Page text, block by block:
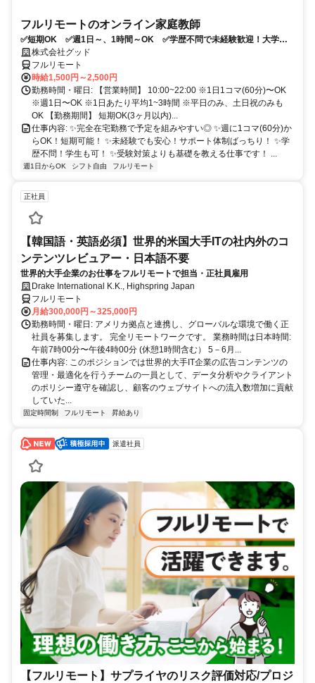
フルリモートのオンライン家庭教師
✅短期OK ✅週1日～、1時間～OK ✅学歴不問で未経験歓迎！大学生
多数活躍中！
株式会社グッド
フルリモート
時給1,500円～2,500円
勤務時間・曜日: 【営業時間】 10:00~22:00 ※1日1コマ(60分)〜OK
※週1日〜OK ※1日あたり平均1~3時間 ※平日のみ、土日祝のみも
OK 【勤務期間】 短期OK(3ヶ月以内)...
仕事内容: ✨完全在宅勤務で予定を組みやすい◎ ✨週に1コマ(60分)か
らOK！短期可能！ ✨未経験でも安心！サポート体制ばっちり！ ✨学
歴不問！学生も可！ ✨受験対策よりも基礎を教える仕事です！ ...
週1日からOK シフト自由 フルリモート
正社員
【韓国語・英語必須】世界的米国大手ITの社内外のコ
ンテンツレビュアー・日本語不要
世界的大手企業のお仕事をフルリモートで担当・正社員雇用
Drake International K.K., Highspring Japan
フルリモート
月給300,000円～325,000円
勤務時間・曜日: アメリカ拠点と連携し、グローバルな環境で働く正
社員を募集します。 完全リモートワークです。 業務時間は日本時間:
午前7時00分〜午後4時00分 (休憩1時間含む） 5－6月...
仕事内容: このポジションでは世界的大手IT企業の広告コンテンツの
管理・最適化を行うチームの一員として、データ分析やクライアント
のポリシー遵守を確認し、顧客のウェブサイトへの流入数増加に貢献
していた...
固定時間制 フルリモート 昇給あり
派遣社員
【フルリモート】サプライヤのリスク評価対応/プロジ